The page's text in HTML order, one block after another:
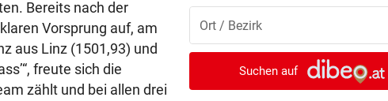
Bereits nach der
Vorsprung auf, am
aus Linz (1501,93) und
freute sich die
zählt und bei allen drei
vor
Sonnenfinsternis treffen
„WERMUTSTROPFEN“ vor
Suchen auf